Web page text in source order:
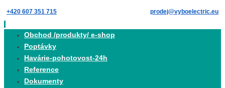
Skip
to
content
+420 607 351 715 prodej@vyboelectric.eu
Obchod /produkty/ e-shop
Poptávky
Havárie-pohotovost-24h
Reference
Dokumenty